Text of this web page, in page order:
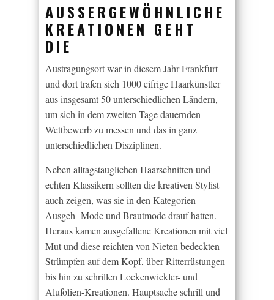
AUSSERGEWÖHNLICHE K
REATIONEN GEHT D
IE
Austragungsort war in diesem Jahr Frankfurt
und dort trafen sich 1000 eifrige Haarkünstler
aus insgesamt 50 unterschiedlichen Ländern,
um sich in dem zweiten Tage dauernden
Wettbewerb zu messen und das in ganz
unterschiedlichen Disziplinen.
Neben alltagstauglichen Haarschnitten und
echten Klassikern sollten die kreativen Stylist
auch zeigen, was sie in den Kategorien
Ausgeh- Mode und Brautmode drauf hatten.
Heraus kamen ausgefallene Kreationen mit viel
Mut und diese reichten von Nieten bedeckten
Strümpfen auf dem Kopf, über Ritterrüstungen
bis hin zu schrillen Lockenwickler- und
Alufolien-Kreationen. Hauptsache schrill und